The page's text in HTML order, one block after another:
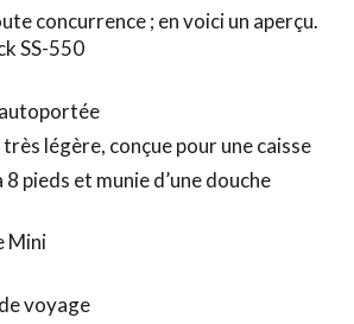
concurrence ; en voici un aperçu.
SS-550
légère, conçue pour une caisse
pieds et munie d’une douche
Mini
voyage